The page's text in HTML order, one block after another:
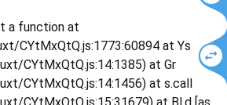
a function at
CYtMxQtQ.js:1773:60894 at Ys
CYtMxQtQ.js:14:1385) at Gr
CYtMxQtQ.js:14:1456) at s.call